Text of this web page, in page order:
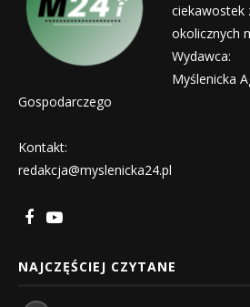
ciekawostek
okolicznych
Wydawca:
Myślenicka
Gospodarczego
Kontakt:
redakcja@myslenicka24.pl
NAJCZĘŚCIEJ CZYTANE